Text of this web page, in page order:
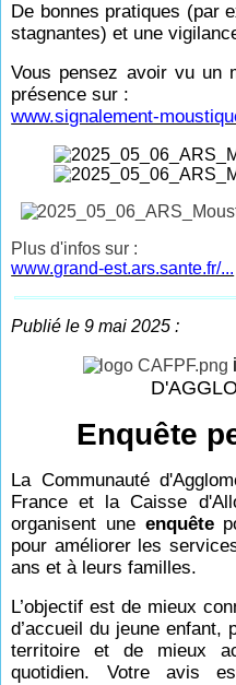
De bonnes pratiques (par
stagnantes) et une
Vous pensez avoir vu un
présence sur :
www.signalement-
Plus d'infos sur :
www.grand-est.ars.sante.fr/...
Publié le 9 mai 2025 :
Enquête
La Communauté
France et la Caisse
organisent une enquête
pour améliorer les
ans et à leurs familles.
L’objectif est de mieux
d’accueil du jeune enfant,
territoire et de mieux
quotidien. Votre avis